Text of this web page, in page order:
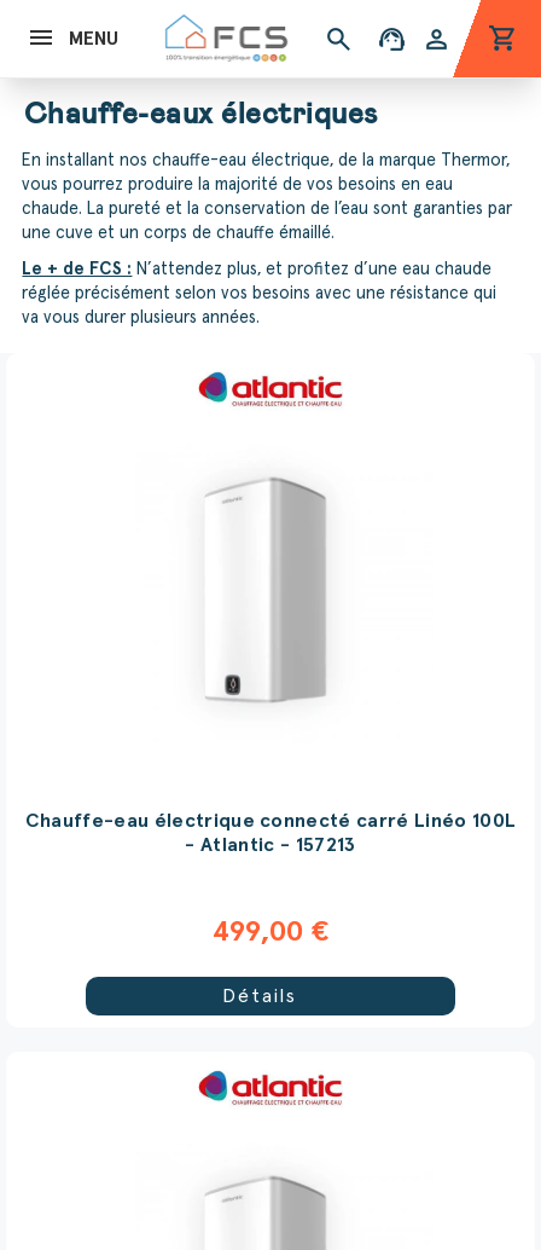
MENU search support_agent person shopping_cart
Chauffe-eaux électriques
En installant nos chauffe-eau électrique, de la marque Thermor,
vous pourrez produire la majorité de vos besoins en eau
chaude. La pureté et la conservation de l’eau sont garanties par
une cuve et un corps de chauffe émaillé.
Le + de FCS : N’attendez plus, et profitez d’une eau chaude
réglée précisément selon vos besoins avec une résistance qui
va vous durer plusieurs années.
Chauffe-eau électrique connecté carré Linéo 100L
- Atlantic - 157213
499,00 €
Détails